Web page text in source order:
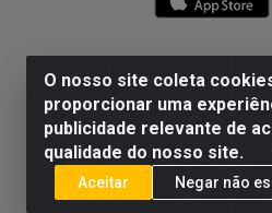
O nosso site coleta
proporcionar uma
publicidade relevante de
qualidade do nosso site.
Aceitar Negar não
NALESSO